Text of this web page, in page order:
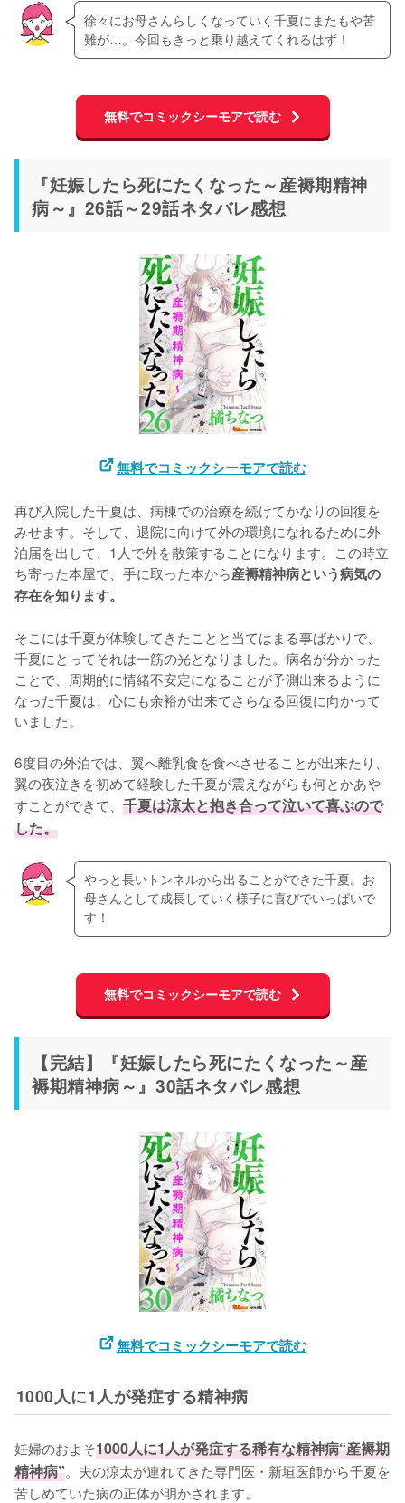
徐々にお母さんらしくなっていく千夏にまたもや苦
難が…。今回もきっと乗り越えてくれるはず！
無料でコミックシーモアで読む
『妊娠したら死にたくなった～産褥期精神
病～』26話～29話ネタバレ感想
無料でコミックシーモアで読む
再び入院した千夏は、病棟での治療を続けてかなりの回復を
みせます。そして、退院に向けて外の環境になれるために外
泊届を出して、1人で外を散策することになります。この時立
ち寄った本屋で、手に取った本から産褥精神病という病気の
存在を知ります。
そこには千夏が体験してきたことと当てはまる事ばかりで、
千夏にとってそれは一筋の光となりました。病名が分かった
ことで、周期的に情緒不安定になることが予測出来るように
なった千夏は、心にも余裕が出来てさらなる回復に向かって
いました。
6度目の外泊では、翼へ離乳食を食べさせることが出来たり、
翼の夜泣きを初めて経験した千夏が震えながらも何とかあや
すことができて、 千夏は涼太と抱き合って泣いて喜ぶので
した。
やっと長いトンネルから出ることができた千夏。お
母さんとして成長していく様子に喜びでいっぱいで
す！
無料でコミックシーモアで読む
【完結】『妊娠したら死にたくなった～産
褥期精神病～』30話ネタバレ感想
無料でコミックシーモアで読む
1000人に1人が発症する精神病
妊婦のおよそ1000人に1人が発症する稀有な精神病“産褥期
精神病”。夫の涼太が連れてきた専門医・新垣医師から千夏を
苦しめていた病の正体が明かされます。